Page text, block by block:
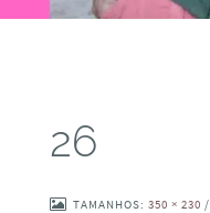
26
TAMANHOS: 350 × 230 /